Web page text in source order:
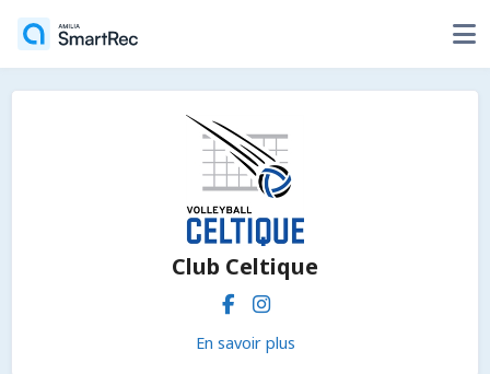
Club Celtique
En savoir plus